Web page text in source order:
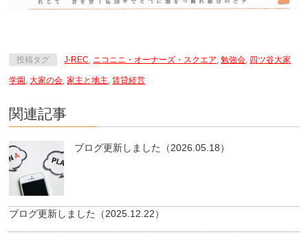
投稿タグ J-REC, ニコニニ・オーナーズ・スクエア,勉強会, 四ツ谷大家
学園 ,大家の会,家主と地主,賃貸経営
関連記事
ブログ更新しました（2026.05.18）
ブログ更新しました（2025.12.22）